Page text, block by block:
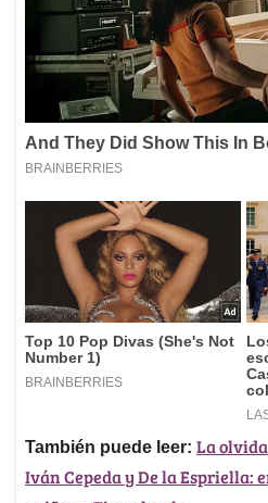
También puede leer: La
Iván Cepeda y De la Espriella: